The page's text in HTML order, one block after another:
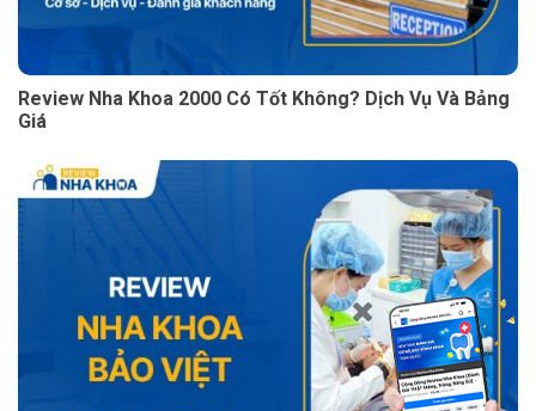
Review Nha Khoa 2000 Có Tốt Không? Dịch Vụ Và Bảng
Giá